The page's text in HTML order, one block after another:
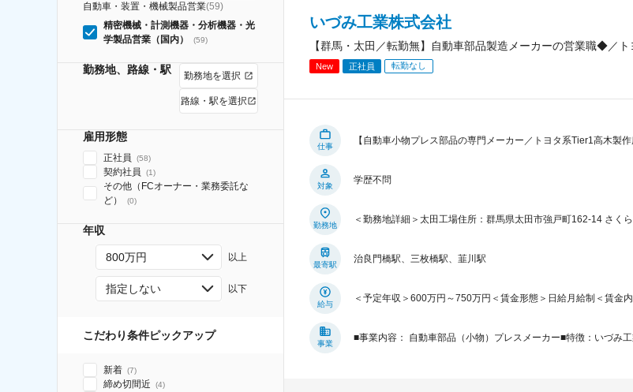
自動車・装置・機械製品営業(59)
精密機械・計測機器・分析機器・光
学製品営業（国内）
(59)
勤務地、路線・駅 勤務地を選択
路線・駅を選択
雇用形態
正社員 (58)
契約社員 (1)
その他（FCオーナー・業務委託な
ど）
(0)
年収
800万円 以上
指定しない 以下
こだわり条件ピックアップ
新着 (7)
締め切間近 (4)
いづみ工業株式会社
【群馬・太田／転勤無】自動車部品製造メーカーの営業職◆／
New 正社員 転勤なし
仕事
【自動車小物プレス部品の専門メーカー／トヨタ系Tier1高木製
対象
学歴不問
勤務地
＜勤務地詳細＞太田工場住所：群馬県太田市強戸町162-14 さく
最寄駅
治良門橋駅、三枚橋駅、韮川駅
給与
＜予定年収＞600万円～750万円＜賃金形態＞日給月給制＜賃金
事業
■事業内容： 自動車部品（小物）プレスメーカー■特徴：いづみ